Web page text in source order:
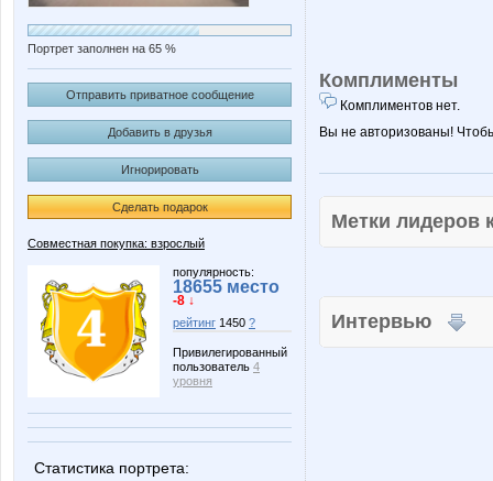
Портрет заполнен на 65 %
Отправить приватное сообщение
Добавить в друзья
Игнорировать
Сделать подарок
Совместная покупка: взрослый
популярность:
18655 место
-8 ↓
рейтинг 1450 ?
Привилегированный
пользователь 4
уровня
Статистика портрета:
Комплименты
Комплиментов нет.
Вы не авторизованы!
Метки
Интервью